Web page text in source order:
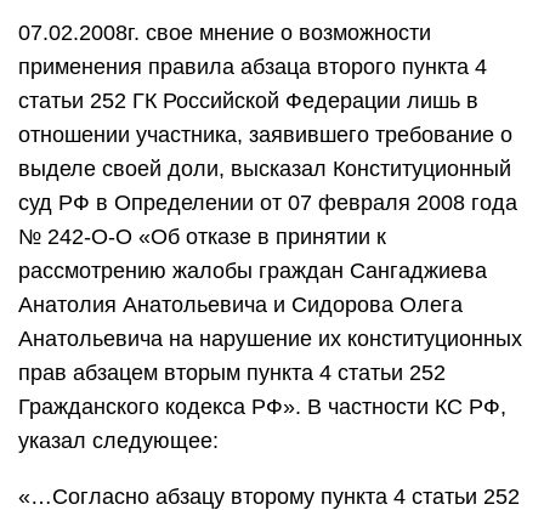
07.02.2008г. свое мнение о возможности
применения правила абзаца второго пункта 4
статьи 252 ГК Российской Федерации лишь в
отношении участника, заявившего требование о
выделе своей доли, высказал Конституционный
суд РФ в Определении от 07 февраля 2008 года
№ 242-О-О «Об отказе в принятии к
рассмотрению жалобы граждан Сангаджиева
Анатолия Анатольевича и Сидорова Олега
Анатольевича на нарушение их конституционных
прав абзацем вторым пункта 4 статьи 252
Гражданского кодекса РФ». В частности КС РФ,
указал следующее:
«…Согласно абзацу второму пункта 4 статьи 252